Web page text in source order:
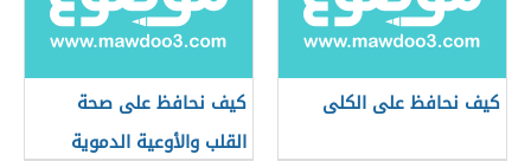
كيف نحافظ على الكلى
كيف نحافظ على صحة
القلب والأوعية الدموية